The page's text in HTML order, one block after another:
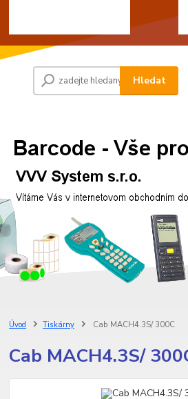
Hledat
Úvod Tiskárny Cab MACH4.3S/ 300C
Cab MACH4.3S/